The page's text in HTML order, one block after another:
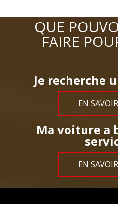
QUE
FAIRE
Je recherche
EN
Ma voiture a
EN